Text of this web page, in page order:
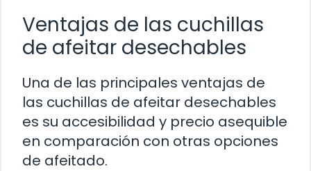
Ventajas de las cuchillas
de afeitar desechables
Una de las principales ventajas de
las cuchillas de afeitar desechables
es su accesibilidad y precio asequible
en comparación con otras opciones
de afeitado.